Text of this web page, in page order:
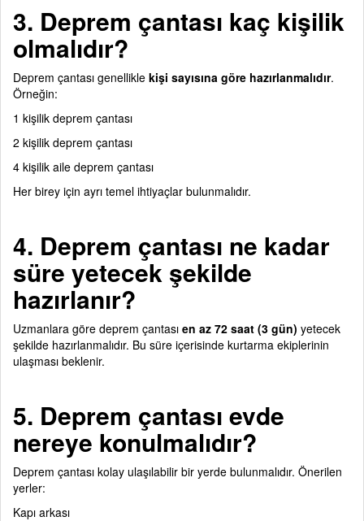
3. Deprem çantası kaç kişilik
olmalıdır?
Deprem çantası genellikle kişi sayısına göre hazırlanmalıdır.
Örneğin:
1 kişilik deprem çantası
2 kişilik deprem çantası
4 kişilik aile deprem çantası
Her birey için ayrı temel ihtiyaçlar bulunmalıdır.
4. Deprem çantası ne kadar
süre yetecek şekilde
hazırlanır?
Uzmanlara göre deprem çantası en az 72 saat (3 gün) yetecek
şekilde hazırlanmalıdır. Bu süre içerisinde kurtarma ekiplerinin
ulaşması beklenir.
5. Deprem çantası evde
nereye konulmalıdır?
Deprem çantası kolay ulaşılabilir bir yerde bulunmalıdır. Önerilen
yerler:
Kapı arkası